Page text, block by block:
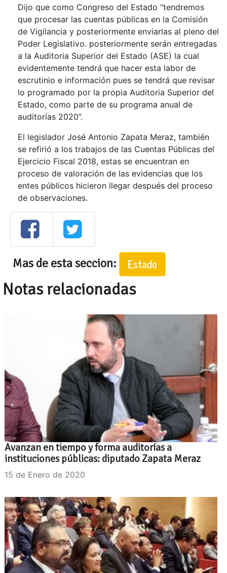
Dijo que como Congreso del Estado “tendremos
que procesar las cuentas públicas en la Comisión
de Vigilancia y posteriormente enviarlas al pleno del
Poder Legislativo. posteriormente serán entregadas
a la Auditoria Superior del Estado (ASE) la cual
evidentemente tendrá que hacer esta labor de
escrutinio e información pues se tendrá que revisar
lo programado por la propia Auditoria Superior del
Estado, como parte de su programa anual de
auditorías 2020”.
El legislador José Antonio Zapata Meraz, también
se refirió a los trabajos de las Cuentas Públicas del
Ejercicio Fiscal 2018, estas se encuentran en
proceso de valoración de las evidencias que los
entes públicos hicieron llegar después del proceso
de observaciones.
Mas de esta seccion: Estado
Notas relacionadas
Avanzan en tiempo y forma auditorías a
instituciones públicas: diputado Zapata Meraz
15 de Enero de 2020